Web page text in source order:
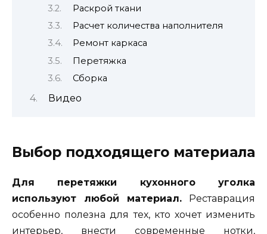
Раскрой ткани
Расчет количества наполнителя
Ремонт каркаса
Перетяжка
Сборка
Видео
Выбор подходящего материала
Для перетяжки кухонного уголка
используют любой материал. Реставрация
особенно полезна для тех, кто хочет изменить
интерьер, внести современные нотки,